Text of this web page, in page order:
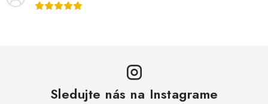
Sledujte nás na Instagrame